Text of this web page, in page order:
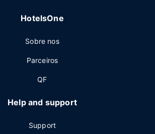
HotelsOne
Sobre nos
Parceiros
QF
Help and support
Support